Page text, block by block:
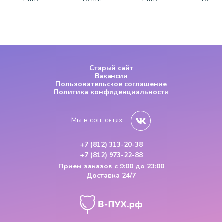
Старый сайт
Вакансии
Пользовательское соглашение
Политика конфиденциальности
Мы в соц. сетях:
+7 (812) 313-20-38
+7 (812) 973-22-88
Прием заказов с 9:00 до 23:00
Доставка 24/7